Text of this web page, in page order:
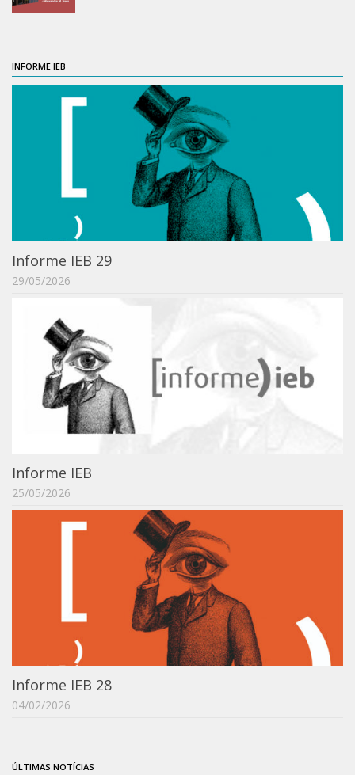
Credenciamento / Recredenciamento de Orientador
Credenciamento / Recredenciamento de Disciplina
Aluno Especial
Dissertações Defendidas
Disciplinas de Pós-Graduação
1° semestre
2° semestre
Informações aos Alunos
Docentes
IEB Virtual
Podcast
IEBinário
Hackathon e Edit-a-thon
Xilogoritmo
Slam de Corda
Wikimedia e Wikidata
Sobre o LABIEB
Convenios
Núcleos de Atividades
INFORME IEB
Informe IEB 29
29/05/2026
Informe IEB
25/05/2026
Informe IEB 28
04/02/2026
ÚLTIMAS NOTÍCIAS